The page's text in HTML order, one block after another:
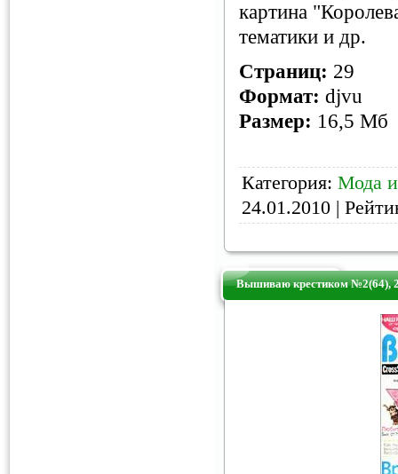
картина
тематики и др.
Страниц: 29
Формат: djvu
Размер: 16,5 Мб
Категория: Мода
24.01.2010 |
Вышиваю крестиком №2(64),